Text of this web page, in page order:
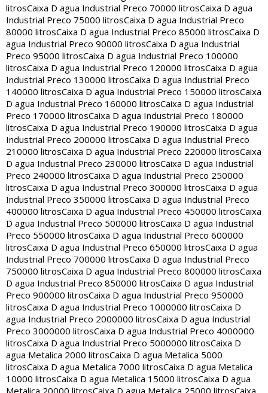
litrosCaixa D agua Industrial Preco 70000 litrosCaixa D agua
Industrial Preco 75000 litrosCaixa D agua Industrial Preco
80000 litrosCaixa D agua Industrial Preco 85000 litrosCaixa D
agua Industrial Preco 90000 litrosCaixa D agua Industrial
Preco 95000 litrosCaixa D agua Industrial Preco 100000
litrosCaixa D agua Industrial Preco 120000 litrosCaixa D agua
Industrial Preco 130000 litrosCaixa D agua Industrial Preco
140000 litrosCaixa D agua Industrial Preco 150000 litrosCaixa
D agua Industrial Preco 160000 litrosCaixa D agua Industrial
Preco 170000 litrosCaixa D agua Industrial Preco 180000
litrosCaixa D agua Industrial Preco 190000 litrosCaixa D agua
Industrial Preco 200000 litrosCaixa D agua Industrial Preco
210000 litrosCaixa D agua Industrial Preco 220000 litrosCaixa
D agua Industrial Preco 230000 litrosCaixa D agua Industrial
Preco 240000 litrosCaixa D agua Industrial Preco 250000
litrosCaixa D agua Industrial Preco 300000 litrosCaixa D agua
Industrial Preco 350000 litrosCaixa D agua Industrial Preco
400000 litrosCaixa D agua Industrial Preco 450000 litrosCaixa
D agua Industrial Preco 500000 litrosCaixa D agua Industrial
Preco 550000 litrosCaixa D agua Industrial Preco 600000
litrosCaixa D agua Industrial Preco 650000 litrosCaixa D agua
Industrial Preco 700000 litrosCaixa D agua Industrial Preco
750000 litrosCaixa D agua Industrial Preco 800000 litrosCaixa
D agua Industrial Preco 850000 litrosCaixa D agua Industrial
Preco 900000 litrosCaixa D agua Industrial Preco 950000
litrosCaixa D agua Industrial Preco 1000000 litrosCaixa D
agua Industrial Preco 2000000 litrosCaixa D agua Industrial
Preco 3000000 litrosCaixa D agua Industrial Preco 4000000
litrosCaixa D agua Industrial Preco 5000000 litrosCaixa D
agua Metalica 2000 litrosCaixa D agua Metalica 5000
litrosCaixa D agua Metalica 7000 litrosCaixa D agua Metalica
10000 litrosCaixa D agua Metalica 15000 litrosCaixa D agua